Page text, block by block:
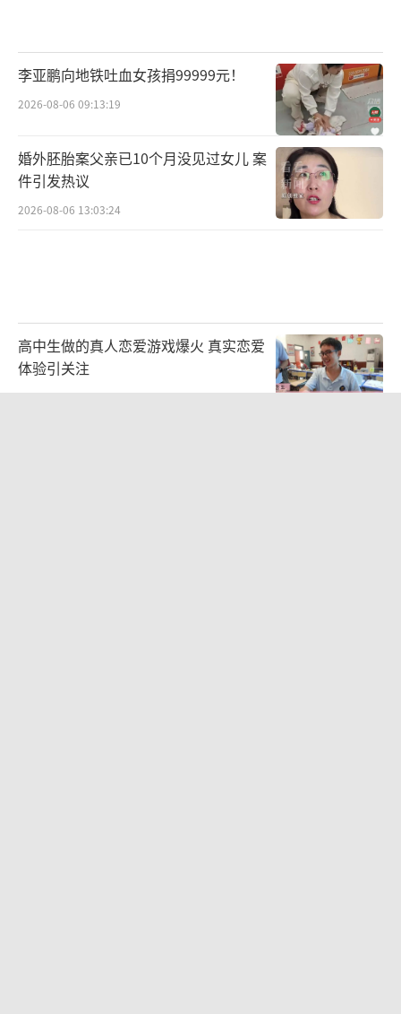
李亚鹏向地铁吐血女孩捐99999元！
2026-08-06 09:13:19
婚外胚胎案父亲已10个月没见过女儿 案
件引发热议
2026-08-06 13:03:24
高中生做的真人恋爱游戏爆火 真实恋爱
体验引关注
2026-08-06 11:18:25